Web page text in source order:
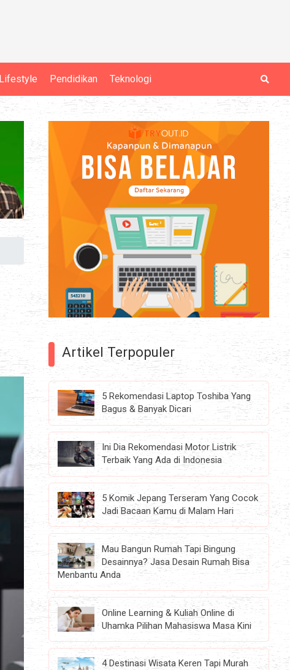
Lifestyle Pendidikan Teknologi
Artikel Terpopuler
5 Rekomendasi Laptop Toshiba Yang
Bagus & Banyak Dicari
Ini Dia Rekomendasi Motor Listrik
Terbaik Yang Ada di Indonesia
5 Komik Jepang Terseram Yang Cocok
Jadi Bacaan Kamu di Malam Hari
Mau Bangun Rumah Tapi Bingung
Desainnya? Jasa Desain Rumah Bisa
Menbantu Anda
Online Learning & Kuliah Online di
Uhamka Pilihan Mahasiswa Masa Kini
4 Destinasi Wisata Keren Tapi Murah